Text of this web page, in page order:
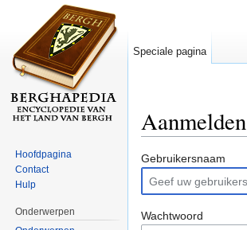
Aanmelden
Gebruikersnaam
Wachtwoord
Speciale pagina
Hoofdpagina
Contact
Hulp
Onderwerpen